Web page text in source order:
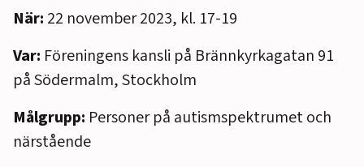
När: 22 november 2023, kl. 17-19
Var: Föreningens kansli på Brännkyrkagatan 91
på Södermalm, Stockholm
Målgrupp: Personer på autismspektrumet och
närstående